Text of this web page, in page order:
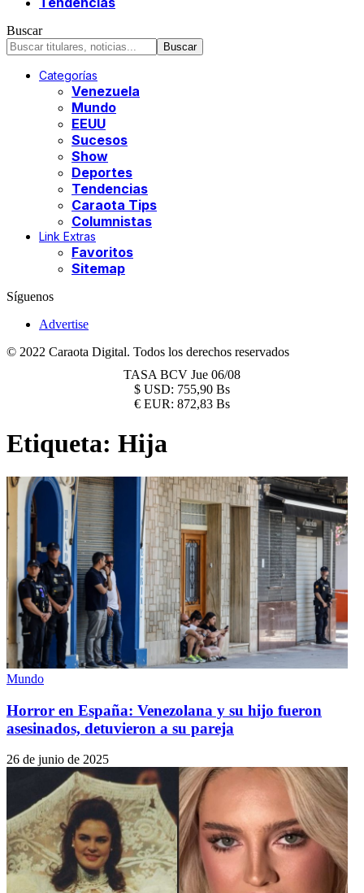
Buscar
Categorías
Venezuela
Mundo
EEUU
Sucesos
Show
Deportes
Tendencias
Caraota Tips
Columnistas
Link Extras
Favoritos
Sitemap
Síguenos
Advertise
© 2022 Caraota Digital. Todos los derechos reservados
TASA BCV Jue 06/08
$ USD: 755,90 Bs
€ EUR: 872,83 Bs
Etiqueta: Hija
Mundo
Horror en España: Venezolana y su hijo fueron
asesinados, detuvieron a su pareja
26 de junio de 2025